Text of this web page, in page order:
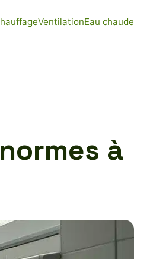
VentilationEau chaude
à